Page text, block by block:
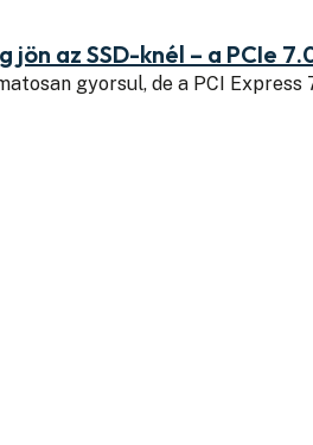
jön az SSD-knél – a PCIe
gyorsul, de a PCI Express